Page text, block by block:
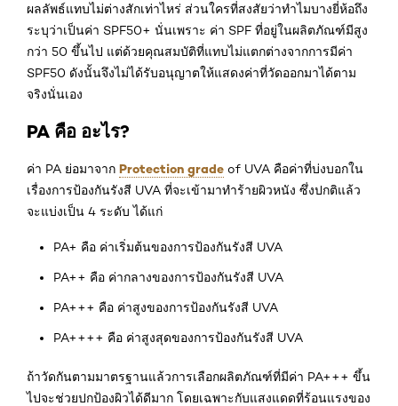
ผลลัพธ์แทบไม่ต่างสักเท่าไหร่ ส่วนใครที่สงสัยว่าทำไมบางยี่ห้อถึง
ระบุว่าเป็นค่า SPF50+ นั่นเพราะ ค่า SPF ที่อยู่ในผลิตภัณฑ์มีสูง
กว่า 50 ขึ้นไป แต่ด้วยคุณสมบัติที่แทบไม่แตกต่างจากการมีค่า
SPF50 ดังนั้นจึงไม่ได้รับอนุญาตให้แสดงค่าที่วัดออกมาได้ตาม
จริงนั่นเอง
PA คือ อะไร?
ค่า PA ย่อมาจาก Protection grade of UVA คือค่าที่บ่งบอกใน
เรื่องการป้องกันรังสี UVA ที่จะเข้ามาทำร้ายผิวหนัง ซึ่งปกติแล้ว
จะแบ่งเป็น 4 ระดับ ได้แก่
PA+ คือ ค่าเริ่มต้นของการป้องกันรังสี UVA
PA++ คือ ค่ากลางของการป้องกันรังสี UVA
PA+++ คือ ค่าสูงของการป้องกันรังสี UVA
PA++++ คือ ค่าสูงสุดของการป้องกันรังสี UVA
ถ้าวัดกันตามมาตรฐานแล้วการเลือกผลิตภัณฑ์ที่มีค่า PA+++ ขึ้น
ไปจะช่วยปกป้องผิวได้ดีมาก โดยเฉพาะกับแสงแดดที่ร้อนแรงของ